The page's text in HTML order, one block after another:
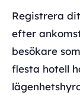
Registrera
efter
besökare
flesta hotell